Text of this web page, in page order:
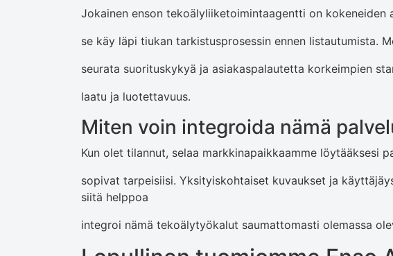
Jokainen enson tekoälyliiketoimintaagentti on kokeneiden
se käy läpi tiukan tarkistusprosessin ennen listautumista.
seurata suorituskykyä ja asiakaspalautetta korkeimpien
laatu ja luotettavuus.
Miten voin integroida nämä
Kun olet tilannut, selaa markkinapaikkaamme löytääksesi
sopivat tarpeisiisi. Yksityiskohtaiset kuvaukset ja
siitä helppoa
integroi nämä tekoälytyökalut saumattomasti olemassa